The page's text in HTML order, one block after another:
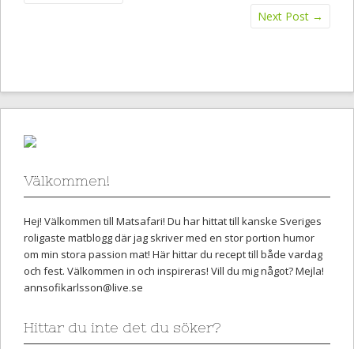
Next Post →
Välkommen!
Hej! Välkommen till Matsafari! Du har hittat till kanske Sveriges
roligaste matblogg där jag skriver med en stor portion humor
om min stora passion mat! Här hittar du recept till både vardag
och fest. Välkommen in och inspireras! Vill du mig något? Mejla!
annsofikarlsson@live.se
Hittar du inte det du söker?